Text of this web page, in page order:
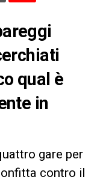
qual è
in
gare per
contro il